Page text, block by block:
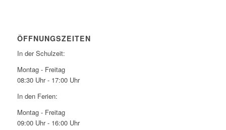
ÖFFNUNGSZEITEN
In der Schulzeit:
Montag - Freitag
08:30 Uhr - 17:00 Uhr
In den Ferien:
Montag - Freitag
09:00 Uhr - 16:00 Uhr